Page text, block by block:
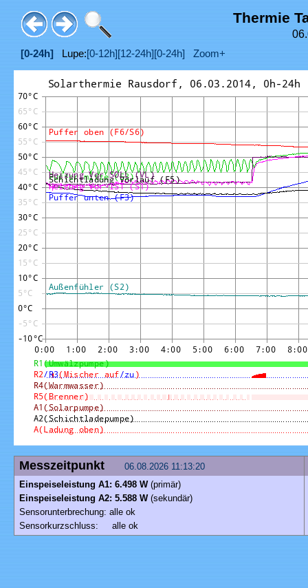
Thermie
06.
[0-24h] Lupe:[0-12h] [12-24h] [0-24h] Zoom+
Messzeitpunkt
06.08.2026 11:13:20
Einspeiseleistung A1: 6.498 W (primär)
Einspeiseleistung A2: 5.588 W(sekundär)
Sensorunterbrechung: alle ok
Sensorkurzschluss: alle ok